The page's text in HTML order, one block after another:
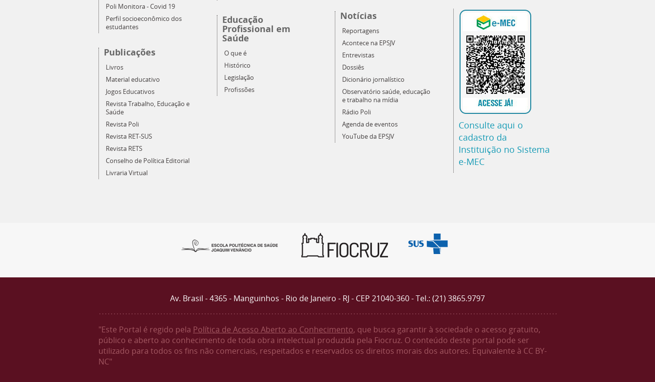
Poli Monitora - Covid 19
Perfil socioeconômico dos
estudantes
Publicações
Livros
Material educativo
Jogos Educativos
Revista Trabalho, Educação e
Saúde
Revista Poli
Revista RET-SUS
Revista RETS
Conselho de Política Editorial
Livraria Virtual
Educação
Profissional em
Saúde
O que é
Histórico
Legislação
Profissões
Notícias
Reportagens
Acontece na EPSJV
Entrevistas
Dossiês
Dicionário jornalístico
Observatório saúde, educação
e trabalho na mídia
Rádio Poli
Agenda de eventos
YouTube da EPSJV
Consulte aqui o
cadastro da
Instituição no Sistema
e-MEC
Av. Brasil - 4365 - Manguinhos - Rio de Janeiro - RJ - CEP 21040-360 - Tel.: (21) 3865.9797
"Este Portal é regido pela Política de Acesso Aberto ao Conhecimento, que busca garantir à sociedade o acesso gratuito,
público e aberto ao conhecimento de toda obra intelectual produzida pela Fiocruz. O conteúdo deste portal pode ser
utilizado para todos os fins não comerciais, respeitados e reservados os direitos morais dos autores. Equivalente à CC BY-
NC"